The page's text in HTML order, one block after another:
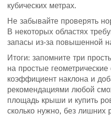
кубических метрах.
Не забывайте проверять
В некоторых областях
запасы из‑за повышенной
Итоги: запомните три
на простые
коэффициент наклона и
рекомендациями любой
площадь крыши и купить
сколько нужно, без лишних